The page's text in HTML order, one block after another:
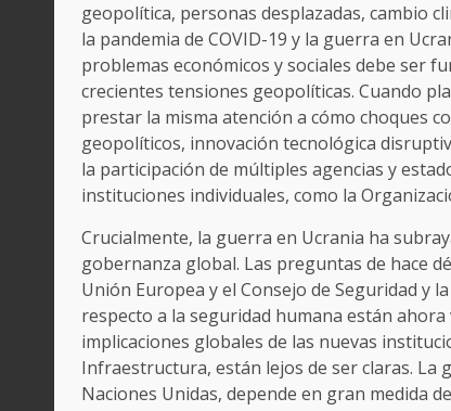
geopolítica, personas desplazadas, cambio
la pandemia de COVID-19 y la guerra en
problemas económicos y sociales debe ser
crecientes tensiones geopolíticas. Cuando
prestar la misma atención a cómo choques
geopolíticos, innovación tecnológica
la participación de múltiples agencias y
instituciones individuales, como la
Crucialmente, la guerra en Ucrania ha
gobernanza global. Las preguntas de hace
Unión Europea y el Consejo de Seguridad y
respecto a la seguridad humana están
implicaciones globales de las nuevas
Infraestructura, están lejos de ser claras.
Naciones Unidas, depende en gran medida